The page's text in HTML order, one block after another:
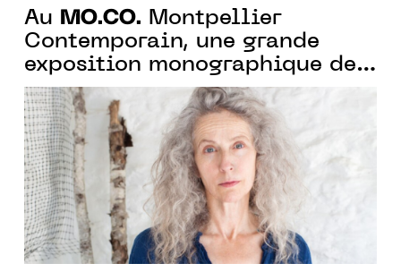
Au MO.CO. Montpellier
Contemporain, une grande
exposition monographique de
Kiki Smith pour ses 40 ans de
carrière artistique